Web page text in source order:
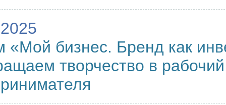
«Мой бизнес. Бренд как
творчество в